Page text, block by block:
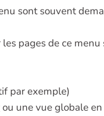
sont souvent
pages de ce menu
par exemple)
ou une vue globale